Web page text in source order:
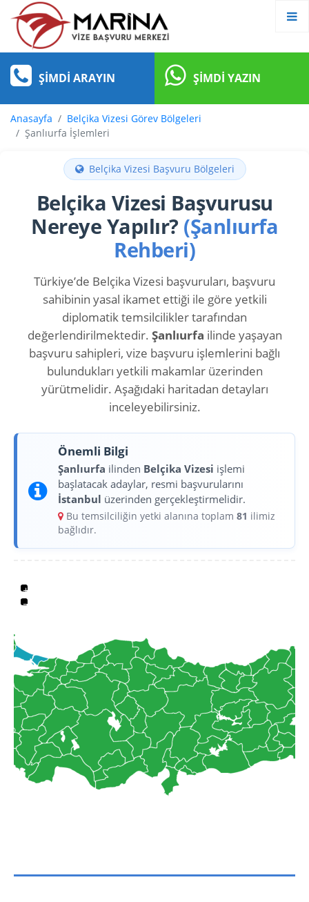
ŞIMDI ARAYIN ŞIMDI YAZIN
Anasayfa
Belçika Vizesi Görev Bölgeleri
Şanlıurfa İşlemleri
Belçika Vizesi Başvuru Bölgeleri
Belçika Vizesi Başvurusu
Nereye Yapılır? (Şanlıurfa
Rehberi)
Türkiye’de Belçika Vizesi başvuruları, başvuru
sahibinin yasal ikamet ettiği ile göre yetkili
diplomatik temsilcilikler tarafından
değerlendirilmektedir. Şanlıurfa ilinde yaşayan
başvuru sahipleri, vize başvuru işlemlerini bağlı
bulundukları yetkili makamlar üzerinden
yürütmelidir. Aşağıdaki haritadan detayları
inceleyebilirsiniz.
Önemli Bilgi
Şanlıurfa ilinden Belçika Vizesi işlemi
başlatacak adaylar, resmi başvurularını
İstanbul üzerinden gerçekleştirmelidir.
Bu temsilciliğin yetki alanına toplam 81 ilimiz
bağlıdır.
+
−